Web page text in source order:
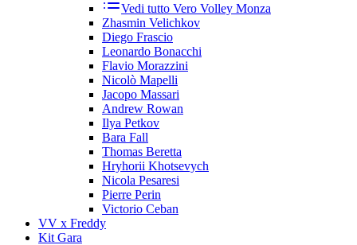
Vedi tutto Vero Volley Monza
Zhasmin Velichkov
Diego Frascio
Leonardo Bonacchi
Flavio Morazzini
Nicolò Mapelli
Jacopo Massari
Andrew Rowan
Ilya Petkov
Bara Fall
Thomas Beretta
Hryhorii Khotsevych
Nicola Pesaresi
Pierre Perin
Victorio Ceban
VV x Freddy
Kit Gara